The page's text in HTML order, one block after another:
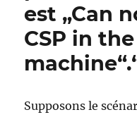
(CSP)
oder
Key
Provider
est „Can
CSP in
Supposons le